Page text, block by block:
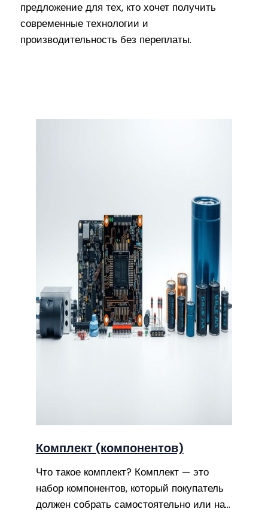
предложение для тех, кто хочет получить
современные технологии и
производительность без переплаты.
Комплект (компонентов)
Что такое комплект? Комплект — это
набор компонентов, который покупатель
должен собрать самостоятельно или на…